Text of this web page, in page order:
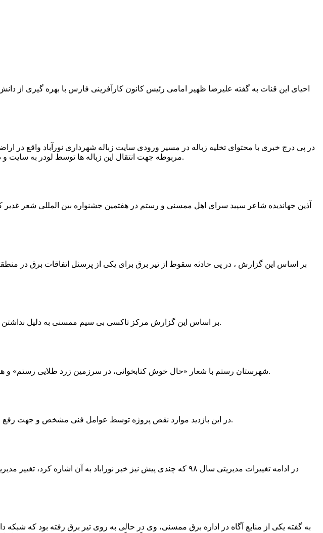
در پی درج خبری با محتوای تخلیه زباله در مسیر ورودی سایت زباله شهرداری نورآباد واقع
مربوطه جهت انتقال این زباله ها توسط لودر به سایت و دفن آنها، سید مهدی حسینی دهیار چمگل با ارسال تصاویری خبر از جمع آوری این زباله ها توسط شهرداری داد.
آذین جهاندیده شاعر سپید سرای اهل ممسنی و رستم در هفتمین جشنواره بین المللی شعر
بر اساس این گزارش ، در پی حادثه سقوط از تیر برق برای یکی از پرسنل اتفاقات برق در
بر اساس این گزارش مرکز تاکسی بی سیم ممسنی به دلیل نداشتن پروانه ی کسب به استناد ماده ی ۲۷ و ۲۸ قانون نظام صنفی با دستور مقام قضایی تا اطلاع ثانوی پلمپ گردید.
شهرستان رستم با شعار «حال خوش کتابخوانی، در سرزمین زرد طلایی رستم» و هماهنگی و همکاری همه دستگاه های فرهنگی و مردم آمادگی خود را برای نامزدی پایخت کتاب ایران اعلام کرد.
در این بازدید موارد نقص پروژه توسط عوامل فنی مشخص و جهت رفع نقص برای رسیدن به مرحله تجهیز کتابخانه به مهران ضرغامی واگذار گردید که در اسرع وقت کار تحویل گردد.
در ادامه تغییرات مدیریتی سال ۹۸ که چندی پیش نیز خبر نوراباد به
به گفته یکی از منابع آگاه در اداره برق ممسنی، وی در حالی به روی تیر برق رفته بود که